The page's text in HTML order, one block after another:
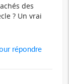
des
? Un vrai
répondre